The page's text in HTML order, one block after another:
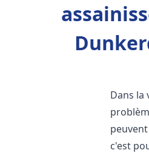
Dans la
c'est